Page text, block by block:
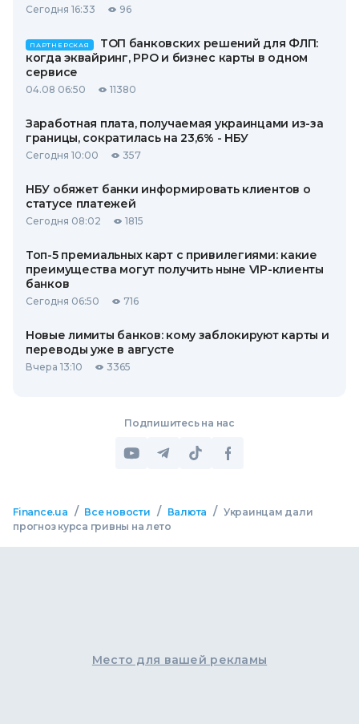
Сегодня 16:33 96
ПАРТНЕРСКАЯ
ТОП банковских решений для ФЛП:
когда эквайринг, РРО и бизнес карты в одном
сервисе
04.08 06:50 11380
Заработная плата, получаемая украинцами из-за
границы, сократилась на 23,6% - НБУ
Сегодня 10:00 357
НБУ обяжет банки информировать клиентов о
статусе платежей
Сегодня 08:02 1815
Топ-5 премиальных карт с привилегиями: какие
преимущества могут получить ныне VIP-клиенты
банков
Сегодня 06:50 716
Новые лимиты банков: кому заблокируют карты и
переводы уже в августе
Вчера 13:10 3365
Подпишитесь на нас
Finance.ua / Все новости / Валюта / Украинцам дали
прогноз курса гривны на лето
Место для вашей рекламы